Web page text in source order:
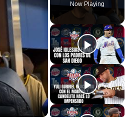
Now Playing